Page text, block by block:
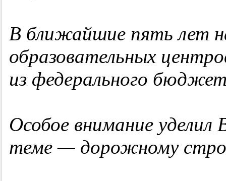
В ближайшие пять лет
образовательных
из федерального
Особое внимание
теме — дорожному